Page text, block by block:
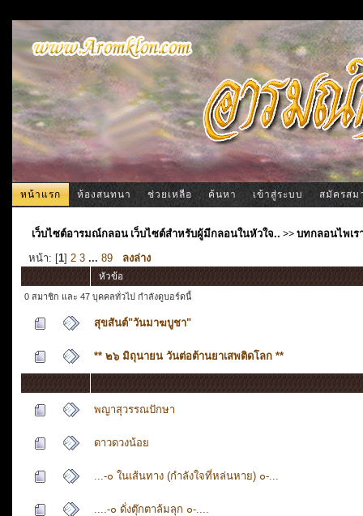
หน้าแรก ห้องสนทนา ช่วยเหลือ ค้นหา เข้าสู่ระบบ สมัครสม
เว็บไซต์อารมณ์กลอน เว็บไซต์สำหรับผู้มีกลอนในหัวใจ.. >>บทกลอนไพเร
หน้า: [1] 2 3 ... 89 ลงล่าง
หัวข้อ
0 สมาชิก และ 47 บุคคลทั่วไป กำลังดูบอร์ดนี้
สุขสันต์"วันมาฆบูชา"
** ๒๖ มิถุนายน วันต่อต้านยาเสพติดโลก **
พญาสุวรรณปักษา
ดาวดวงน้อย
...-๐ ในเส้นทาง (กำลังใจที่หล่นหาย) ๐-...
....-๐ ดั่งตุ๊กตาล้มลุก ๐-....